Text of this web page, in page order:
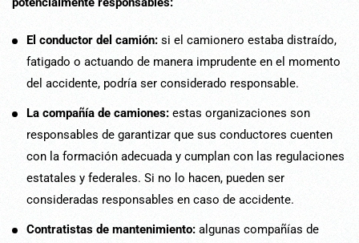
El conductor del camión: si el camionero estaba distraído,
fatigado o actuando de manera imprudente en el momento
del accidente, podría ser considerado responsable.
La compañía de camiones: estas organizaciones son
responsables de garantizar que sus conductores cuenten
con la formación adecuada y cumplan con las regulaciones
estatales y federales. Si no lo hacen, pueden ser
consideradas responsables en caso de accidente.
Contratistas de mantenimiento: algunas compañías de